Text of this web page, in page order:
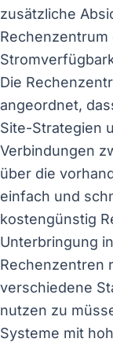
zusätzliche
Die
angeordnet,
Site-Strategien
Verbindungen
über die
einfach und
kostengünstig
Unterbringung
Rechenzentren
verschiedene
nutzen zu
Systeme mit